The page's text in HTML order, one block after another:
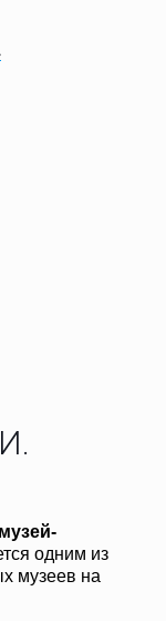
одним из
музеев на